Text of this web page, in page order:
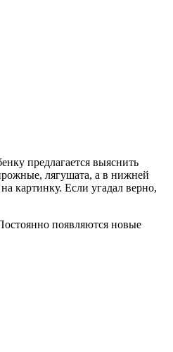
предлагается выяснить
лягушата, а в нижней
картинку. Если угадал верно,
появляются новые